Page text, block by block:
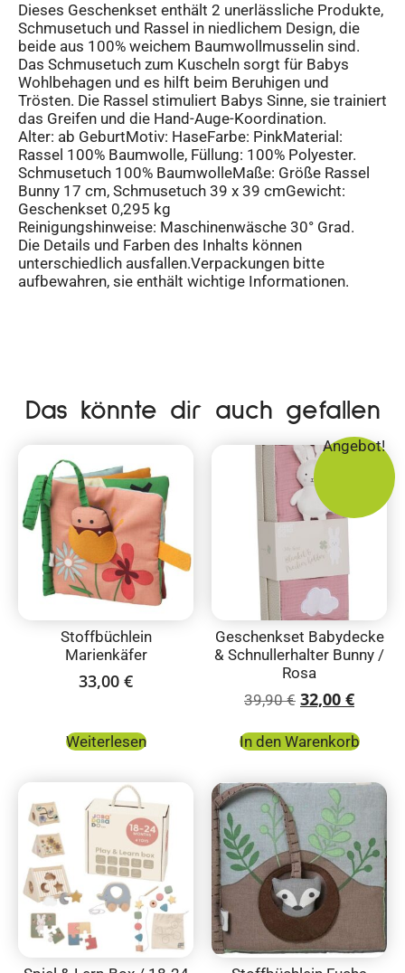
Dieses Geschenkset enthält 2 unerlässliche Produkte,
Schmusetuch und Rassel in niedlichem Design, die
beide aus 100% weichem Baumwollmusselin sind.
Das Schmusetuch zum Kuscheln sorgt für Babys
Wohlbehagen und es hilft beim Beruhigen und
Trösten. Die Rassel stimuliert Babys Sinne, sie trainiert
das Greifen und die Hand-Auge-Koordination.
Alter: ab GeburtMotiv: HaseFarbe: PinkMaterial:
Rassel 100% Baumwolle, Füllung: 100% Polyester.
Schmusetuch 100% BaumwolleMaße: Größe Rassel
Bunny 17 cm, Schmusetuch 39 x 39 cmGewicht:
Geschenkset 0,295 kg
Reinigungshinweise: Maschinenwäsche 30° Grad.
Die Details und Farben des Inhalts können
unterschiedlich ausfallen.Verpackungen bitte
aufbewahren, sie enthält wichtige Informationen.
Das könnte dir auch gefallen
Stoffbüchlein
Marienkäfer
33,00 €
Weiterlesen
Angebot!
Geschenkset Babydecke
& Schnullerhalter Bunny /
Rosa
39,90€ 32,00 €
In den Warenkorb